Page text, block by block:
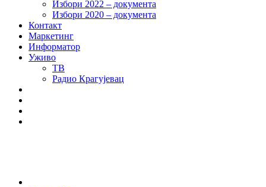
Избори 2022 – документа
Избори 2020 – документа
Контакт
Маркетинг
Информатор
Уживо
ТВ
Радио Крагујевац